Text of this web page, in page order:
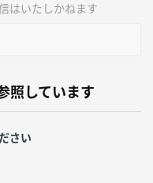
はいたしかねます
照しています
さい